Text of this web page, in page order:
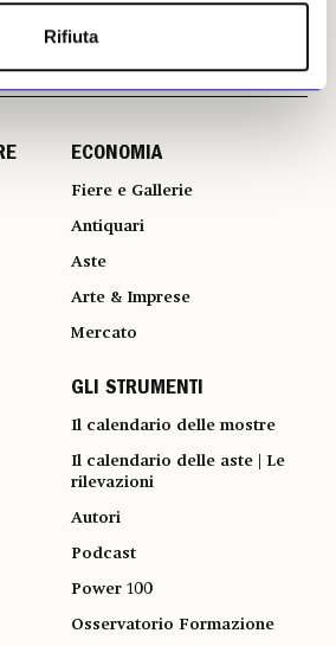
Rifiuta
ECONOMIA
Fiere e Gallerie
Antiquari
Aste
Arte & Imprese
Mercato
GLI STRUMENTI
Il calendario delle mostre
Il calendario delle aste | Le
rilevazioni
Autori
Podcast
Power 100
Osservatorio Formazione